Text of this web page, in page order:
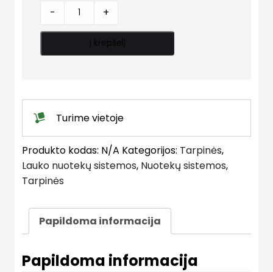
Tarpiklis
šulinio
sėsdintuvui
quantity
- +
Į krepšelį
Turime vietoje
Produkto kodas: N/A Kategorijos: Tarpinės,
Lauko nuotekų sistemos, Nuotekų sistemos,
Tarpinės
Papildoma informacija
Papildoma informacija